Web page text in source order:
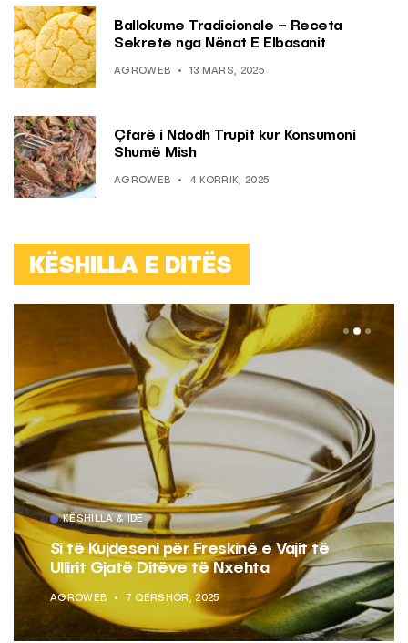
Ballokume Tradicionale – Receta
Sekrete nga Nënat E Elbasanit
AGROWEB 13 MARS, 2025
Çfarë i Ndodh Trupit kur Konsumoni
Shumë Mish
AGROWEB 4 KORRIK, 2025
KËSHILLA E DITËS
KËSHILLA & IDE
Si të Kujdeseni për Freskinë e Vajit të
Ullirit Gjatë Ditëve të Nxehta
AGROWEB 7 QERSHOR, 2025